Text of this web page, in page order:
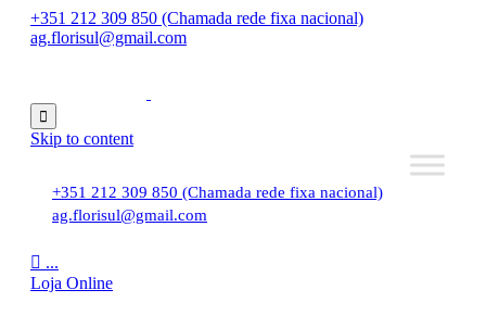
+351 212 309 850 (Chamada rede fixa nacional)
ag.florisul@gmail.com

Skip to content
+351 212 309 850 (Chamada rede fixa nacional)
ag.florisul@gmail.com
 ...
Loja Online